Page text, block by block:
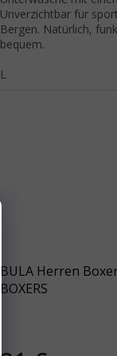
Unverzichtbar für
Bergen. Natürlich,
bequem.
L
BULA Herren
BOXERS